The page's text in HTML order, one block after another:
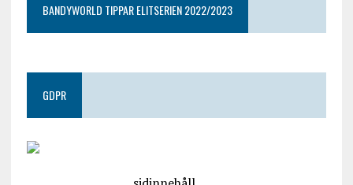
BANDYWORLD TIPPAR ELITSERIEN 2022/2023
GDPR